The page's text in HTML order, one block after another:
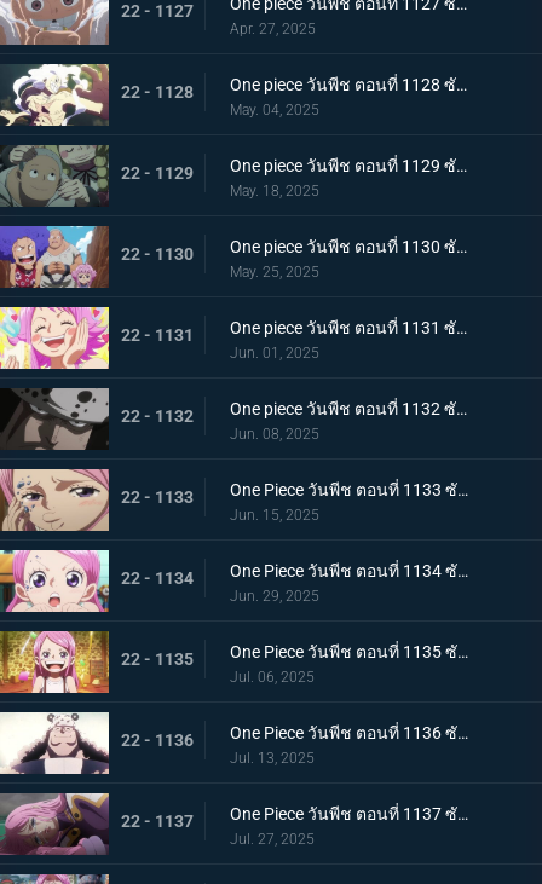
22 - 1127 One piece วันพีช ตอนที่ 1127 ซับไทย ลูฟี่ ปะทะ คิซารุ มหาศึกเดือดที่พลิกผันได้ตลอดเวลา
Apr. 27, 2025
22 - 1128 One piece วันพีช ตอนที่ 1128 ซับไทย ฝันร้ายมาเยือน เซนต์แซทเทิร์น เทพนักรบแห่งวิทยาศาสตร์และกลาโหม
May. 04, 2025
22 - 1129 One piece วันพีช ตอนที่ 1129 ซับไทย อดีตของคุมะ โลกที่ตายไปเสียยังดีกว่า
May. 18, 2025
22 - 1130 One piece วันพีช ตอนที่ 1130 ซับไทย ประวัติศาสตร์ที่ถูกลบล้าง ก็อดวัลเลย์แห่งความสิ้นหวัง
May. 25, 2025
22 - 1131 One piece วันพีช ตอนที่ 1131 ซับไทย ความสุขเพียงชั่วคราว คุมาจี้กับจินนี่
Jun. 01, 2025
22 - 1132 One piece วันพีช ตอนที่ 1132 ซับไทย คำสาบานที่มีให้กับจินนี่ คุมะที่ได้กลายเป็นพ่อ
Jun. 08, 2025
22 - 1133 One Piece วันพีช ตอนที่ 1133 ซับไทย ช่วยบอนนี่ "แปซิฟิสต้า" ผู้ใจเสาะ คุมะ
Jun. 15, 2025
22 - 1134 One Piece วันพีช ตอนที่ 1134 ซับไทย ชะตากรรมอันโหดร้าย การตัดสินใจของคุมะผู้เป็นพ่อ
Jun. 29, 2025
22 - 1135 One Piece วันพีช ตอนที่ 1135 ซับไทย สู่ทะเลที่พ่ออยู่ อนาคตที่บอนนี่เลือก
Jul. 06, 2025
22 - 1136 One Piece วันพีช ตอนที่ 1136 ซับไทย ชีวิตของคุมะ
Jul. 13, 2025
22 - 1137 One Piece วันพีช ตอนที่ 1137 ซับไทย ขอโทษนะคุณพ่อ น้ำตาของบอนนี่กับหมัดของคุมะ
Jul. 27, 2025